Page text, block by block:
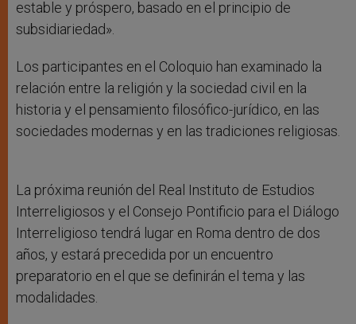
estable y próspero, basado en el principio de
subsidiariedad».
Los participantes en el Coloquio han examinado la
relación entre la religión y la sociedad civil en la
historia y el pensamiento filosófico-jurídico, en las
sociedades modernas y en las tradiciones religiosas.
La próxima reunión del Real Instituto de Estudios
Interreligiosos y el Consejo Pontificio para el Diálogo
Interreligioso tendrá lugar en Roma dentro de dos
años, y estará precedida por un encuentro
preparatorio en el que se definirán el tema y las
modalidades.